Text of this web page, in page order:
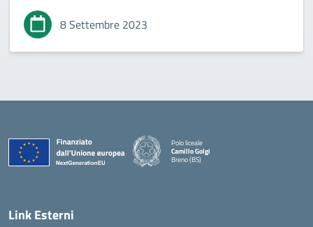
8 Settembre 2023
Polo liceale
Camillo Golgi
Breno (BS)
Link Esterni